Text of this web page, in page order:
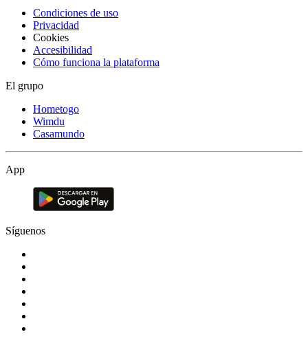
Condiciones de uso
Privacidad
Cookies
Accesibilidad
Cómo funciona la plataforma
El grupo
Hometogo
Wimdu
Casamundo
App
Síguenos